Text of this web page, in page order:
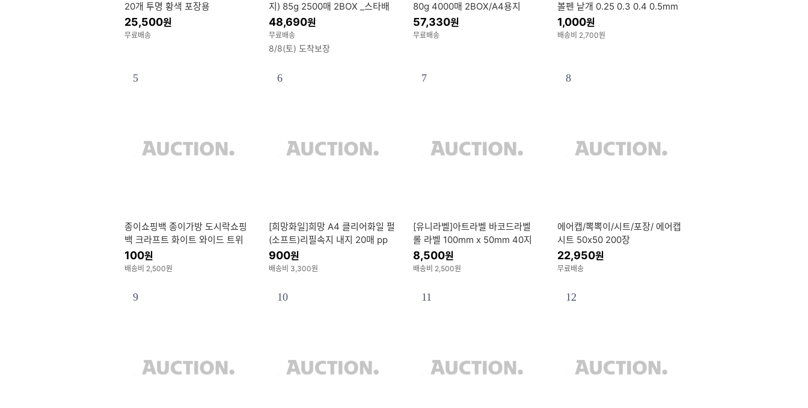
20개 투명 황색 포장용
25,500원
무료배송
지) 85g 2500매 2BOX _스타배
송
48,690원
무료배송
8/8(토) 도착보장
80g 4000매 2BOX/A4용지
57,330원
무료배송
볼펜 낱개 0.25 0.3 0.4 0.5mm
중성펜 하이테크 펜
1,000원
배송비 2,700원
5
종이쇼핑백 종이가방 도시락쇼핑
백 크라프트 화이트 와이드 트위
스트 손잡이 종이봉투 무지
100원
배송비 2,500원
6
[희망화일]희망 A4 클리어화일 펄
(소프트)리필속지 내지 20매 pp
크리어 화일 바인더 파일 속지 리
필용
900원
배송비 3,300원
7
[유니라벨]아트라벨 바코드라벨
롤 라벨 100mm x 50mm 40지
관
8,500원
배송비 2,500원
8
에어캡/뽁뽁이/시트/포장/ 에어캡
시트 50x50 200장
22,950원
무료배송
9 10 11 12